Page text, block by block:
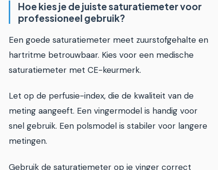
Hoe kies je de juiste saturatiemeter voor
professioneel gebruik?
Een goede saturatiemeter meet zuurstofgehalte en
hartritme betrouwbaar. Kies voor een medische
saturatiemeter met CE-keurmerk.
Let op de perfusie-index, die de kwaliteit van de
meting aangeeft. Een vingermodel is handig voor
snel gebruik. Een polsmodel is stabiler voor langere
metingen.
Gebruik de saturatiemeter op je vinger correct